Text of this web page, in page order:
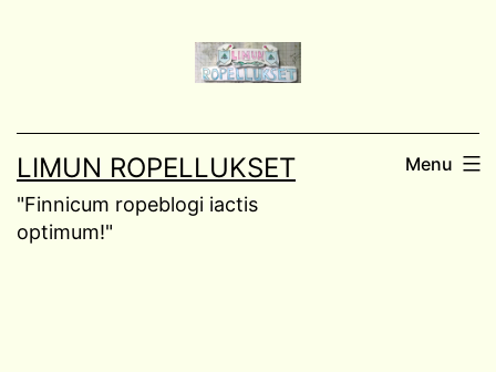
LIMUN ROPELLUKSET
"Finnicum ropeblogi iactis
optimum!"
Menu